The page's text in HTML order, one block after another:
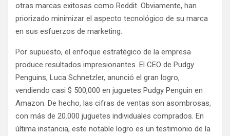
otras marcas exitosas como Reddit. Obviamente, han
priorizado minimizar el aspecto tecnológico de su marca
en sus esfuerzos de marketing.
Por supuesto, el enfoque estratégico de la empresa
produce resultados impresionantes. El CEO de Pudgy
Penguins, Luca Schnetzler, anunció el gran logro,
vendiendo casi $ 500,000 en juguetes Pudgy Penguin en
Amazon. De hecho, las cifras de ventas son asombrosas,
con más de 20.000 juguetes individuales comprados. En
última instancia, este notable logro es un testimonio de la